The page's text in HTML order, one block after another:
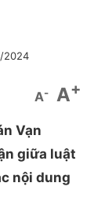
2024
A- A+
Vạn
giữa luật
nội dung